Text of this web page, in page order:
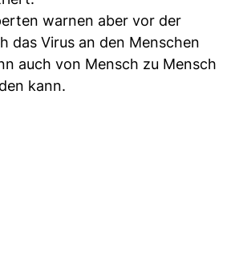
warnen aber vor der
das Virus an den Menschen
auch von Mensch zu Mensch
kann.